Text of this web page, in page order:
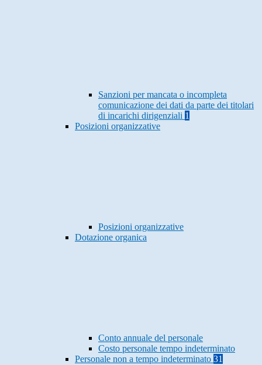
Sanzioni per mancata o incompleta
comunicazione dei dati da parte dei titolari
di incarichi dirigenziali 1
Posizioni organizzative
Posizioni organizzative
Dotazione organica
Conto annuale del personale
Costo personale tempo indeterminato
Personale non a tempo indeterminato 31